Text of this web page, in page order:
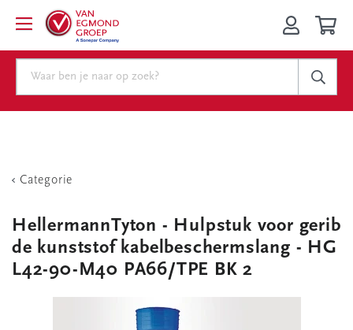
Categorie
HellermannTyton - Hulpstuk voor gerib
de kunststof kabelbeschermslang - HG
L42-90-M40 PA66/TPE BK 2